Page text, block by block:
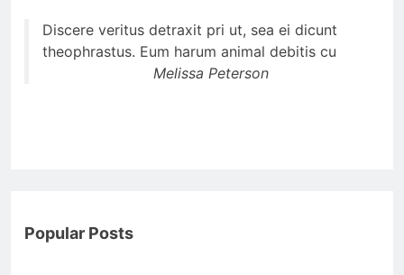
Discere veritus detraxit pri ut, sea ei dicunt
theophrastus. Eum harum animal debitis cu
Melissa Peterson
Popular Posts